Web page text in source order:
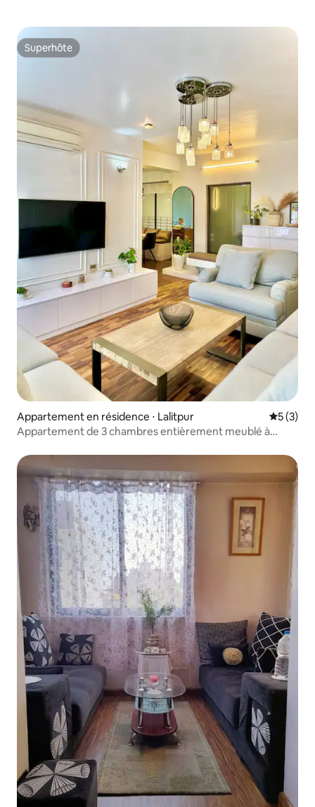
Superhôte
Superhôte
Appartement en résidence ⋅ Lalitpur
5 (3)
Appartement de 3 chambres entièrement meublé à